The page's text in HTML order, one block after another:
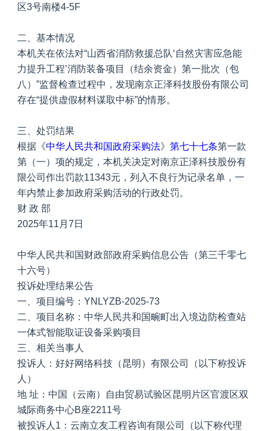
区3号南楼4-5F
二、基本情况
本机关在依法对“山西省消防救援总队‘自然灾害应急能
力提升工程’消防装备项目（结余资金）第一批次（包
八）”监督检查过程中，发现南京正泽科技股份有限公司
存在“提供虚假材料谋取中标”的情形。
三、处罚结果
根据《中华人民共和国政府采购法》 第七十七条第一款
第（一）项的规定，本机关决定对南京正泽科技股份有
限公司作出罚款11343元，列入不良行为记录名单，一
年内禁止参加政府采购活动的行政处罚。
财 政 部
2025年11月7日
中华人民共和国财政部政府采购信息公告（第三千零七
十六号）
投诉处理结果公告
一、项目编号：YNLYZB-2025-73
二、项目名称：中华人民共和国畹町出入境边防检查站
一体式智能取证设备采购项目
三、相关当事人
投诉人：好好网络科技（昆明）有限公司（以下称投诉
人）
地 址：中国（云南）自由贸易试验区昆明片区官渡区双
城际商务中心B座2211号
被投诉人1：云南立友工程咨询有限公司（以下称代理